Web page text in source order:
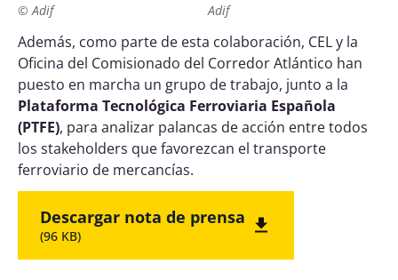
© Adif
Adif
Además, como parte de esta colaboración, CEL y la
Oficina del Comisionado del Corredor Atlántico han
puesto en marcha un grupo de trabajo, junto a la
Plataforma Tecnológica Ferroviaria Española
(PTFE), para analizar palancas de acción entre todos
los stakeholders que favorezcan el transporte
ferroviario de mercancías.
Descargar nota de prensa
(96 KB)